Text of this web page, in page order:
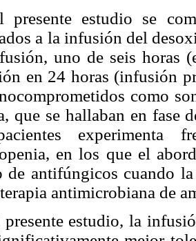
presente estudio se
a la infusión del
uno de seis horas
en 24 horas (infusión
como
que se hallaban en fase
experimenta
en los que el
de antifúngicos cuando
antimicrobiana de
presente estudio, la